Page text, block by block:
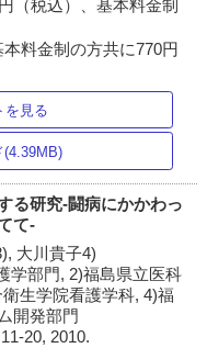
（税込）、基本料金制
料金制の方共に770円
を見る
(4.39MB)
る研究-闘病にかかわっ
て-
大川貴子4)
学部門, 2)福島県立医科
生学院看護学科, 4)福
開発部門
11-20, 2010.